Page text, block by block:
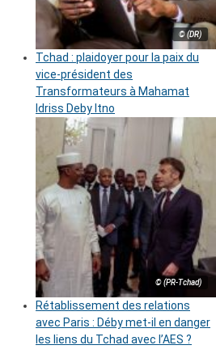
© (DR)
Tchad : plaidoyer pour la paix du
vice-président des
Transformateurs à Mahamat
Idriss Deby Itno
© (PR-Tchad)
Rétablissement des relations
avec Paris : Déby met-il en danger
les liens du Tchad avec l’AES ?